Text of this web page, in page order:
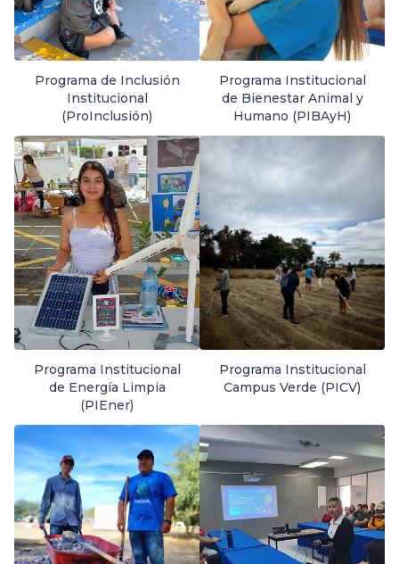
Programa de Inclusión
Institucional
(ProInclusión)
Programa Institucional
de Bienestar Animal y
Humano (PIBAyH)
Programa Institucional
de Energía Limpia
(PIEner)
Programa Institucional
Campus Verde (PICV)